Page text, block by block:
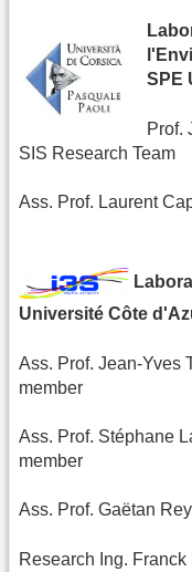
SPE
Prof.
SIS Research Team
Ass. Prof. Laurent
Université Côte
Ass. Prof. Jean-Yves
member
Ass. Prof. Stéphane
member
Ass. Prof. Gaëtan
Research Ing.